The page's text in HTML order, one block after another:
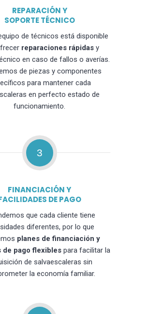
REPARACIÓN Y
SOPORTE TÉCNICO
de técnicos está disponible
reparaciones rápidas y
en caso de fallos o averías.
de piezas y componentes
para mantener cada
en perfecto estado de
funcionamiento.
3
FINANCIACIÓN Y
DE PAGO
que cada cliente tiene
diferentes, por lo que
planes de financiación y
de pago flexiblespara facilitar la
de salvaescaleras sin
la economía familiar.